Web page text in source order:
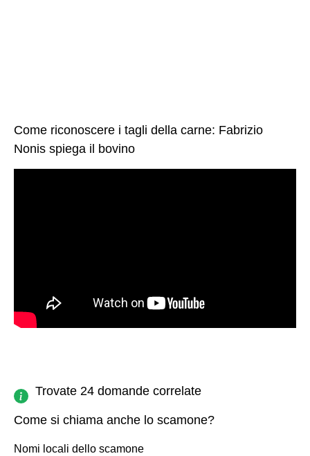
Come riconoscere i tagli della carne: Fabrizio
Nonis spiega il bovino
Trovate 24 domande correlate
Come si chiama anche lo scamone?
Nomi locali dello scamone